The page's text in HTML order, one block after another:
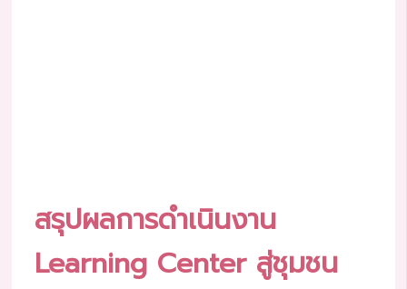
สรุปผลการดำเนินงาน
Learning Center สู่ชุมชน